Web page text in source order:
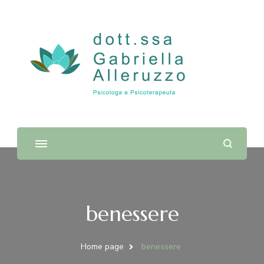
Dott.ssa Gabriella Alleruzzo |
Psicologa e Psicoterapeuta
benessere
Home page benessere